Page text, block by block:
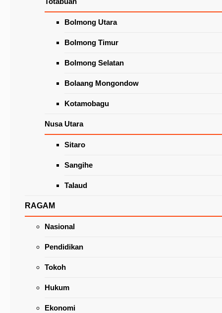
Bolmong Utara
Bolmong Timur
Bolmong Selatan
Bolaang Mongondow
Kotamobagu
Nusa Utara
Sitaro
Sangihe
Talaud
RAGAM
Nasional
Pendidikan
Tokoh
Hukum
Ekonomi
di Pasar Beriman Tomohon
Latest News
Caroll-Jeand’arc Hadiri Bimtek Mewujudkan
Keluarga Berintegritas Oleh KPK